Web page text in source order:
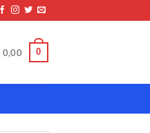
0,00 0